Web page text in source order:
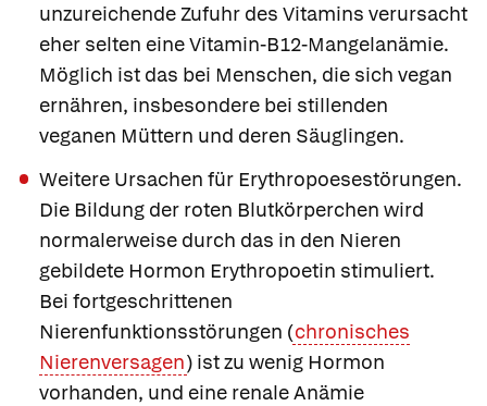
unzureichende Zufuhr des Vitamins verursacht
eher selten eine Vitamin-B12-Mangelanämie.
Möglich ist das bei Menschen, die sich vegan
ernähren, insbesondere bei stillenden
veganen Müttern und deren Säuglingen.
Weitere Ursachen für Erythropoesestörungen.
Die Bildung der roten Blutkörperchen wird
normalerweise durch das in den Nieren
gebildete Hormon Erythropoetin stimuliert.
Bei fortgeschrittenen
Nierenfunktionsstörungen (chronisches
Nierenversagen) ist zu wenig Hormon
vorhanden, und eine renale Anämie